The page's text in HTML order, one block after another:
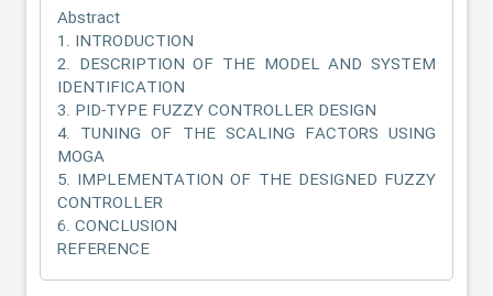
Abstract
1. INTRODUCTION
2. DESCRIPTION OF THE MODEL AND SYSTEM
IDENTIFICATION
3. PID-TYPE FUZZY CONTROLLER DESIGN
4. TUNING OF THE SCALING FACTORS USING
MOGA
5. IMPLEMENTATION OF THE DESIGNED FUZZY
CONTROLLER
6. CONCLUSION
REFERENCE